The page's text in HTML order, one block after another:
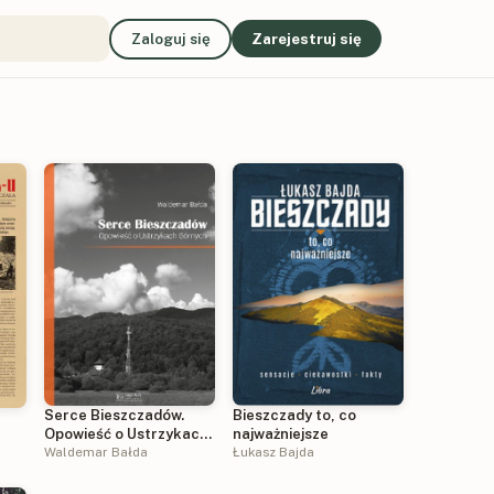
Zaloguj się Zarejestruj się
Serce Bieszczadów.
Opowieść o Ustrzykach
Górnych
Waldemar Bałda
Bieszczady to, co
najważniejsze
Łukasz Bajda